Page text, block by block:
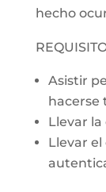
hecho
Asistir
hacerse
Llevar
Llevar